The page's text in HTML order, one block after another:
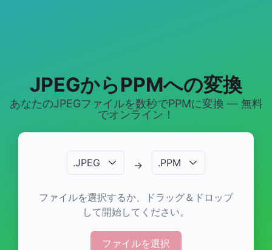
JPEGからPPMへの変換
あなたのJPEGファイルを数秒でPPMに変換 — 無料
でオンライン！
.JPEG → .PPM
ファイルを選択するか、ドラッグ＆ドロップ
して開始してください。
ファイルを選択